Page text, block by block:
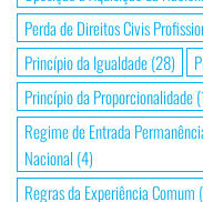
Perda de Direitos Civis
Princípio da Igualdade(28)
Princípio da Proporcionalidade
Regime de Entrada
Nacional (4)
Regras da Experiência Comum